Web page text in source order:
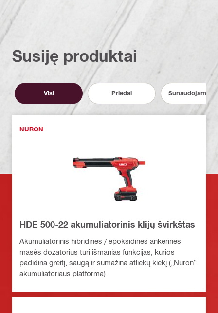
Susiję produktai
Visi Priedai Sunaudojamos
NURON
HDE 500-22 akumuliatorinis klijų švirkštas
Akumuliatorinis hibridinės / epoksidinės ankerinės
masės dozatorius turi išmanias funkcijas, kurios
padidina greitį, saugą ir sumažina atliekų kiekį („Nuron“
akumuliatoriaus platforma)